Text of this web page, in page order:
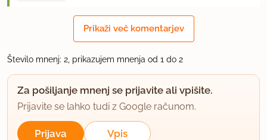
Prikaži več komentarjev
Število mnenj: 2, prikazujem mnenja od 1 do 2
Za pošiljanje mnenj se prijavite ali vpišite.
Prijavite se lahko tudi z Google računom.
Prijava Vpis